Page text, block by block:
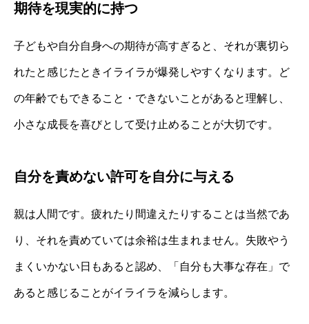
期待を現実的に持つ
子どもや自分自身への期待が高すぎると、それが裏切ら
れたと感じたときイライラが爆発しやすくなります。ど
の年齢でもできること・できないことがあると理解し、
小さな成長を喜びとして受け止めることが大切です。
自分を責めない許可を自分に与える
親は人間です。疲れたり間違えたりすることは当然であ
り、それを責めていては余裕は生まれません。失敗やう
まくいかない日もあると認め、「自分も大事な存在」で
あると感じることがイライラを減らします。